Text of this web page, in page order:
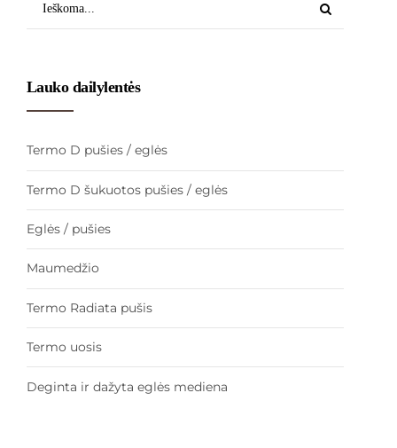
Lauko dailylentės
Termo D pušies / eglės
Termo D šukuotos pušies / eglės
Eglės / pušies
Maumedžio
Termo Radiata pušis
Termo uosis
Deginta ir dažyta eglės mediena